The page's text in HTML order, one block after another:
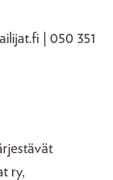
| 050 351
ry,